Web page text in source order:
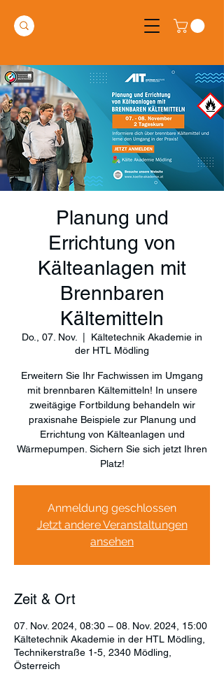
Planung und
Errichtung von
Kälteanlagen mit
Brennbaren
Kältemitteln
Do., 07. Nov.
Kältetechnik Akademie in
der HTL Mödling
Erweitern Sie Ihr Fachwissen im Umgang
mit brennbaren Kältemitteln! In unsere
zweitägige Fortbildung behandeln wir
praxisnahe Beispiele zur Planung und
Errichtung von Kälteanlagen und
Wärmepumpen. Sichern Sie sich jetzt Ihren
Platz!
Anmeldung geschlossen
Jetzt andere Veranstaltungen
ansehen
Zeit & Ort
07. Nov. 2024, 08:30 – 08. Nov. 2024, 15:00
Kältetechnik Akademie in der HTL Mödling,
Technikerstraße 1-5, 2340 Mödling,
Österreich